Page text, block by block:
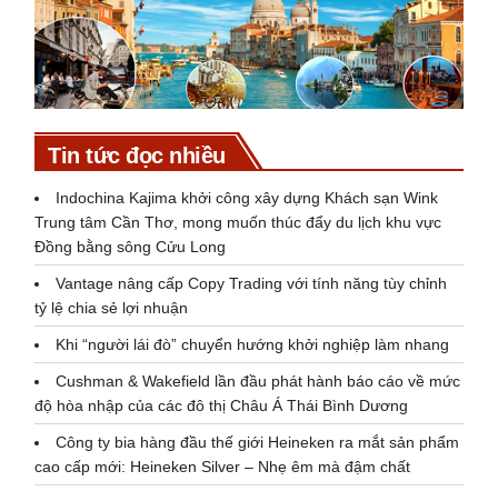
Tin tức đọc nhiều
Indochina Kajima khởi công xây dựng Khách sạn Wink
Trung tâm Cần Thơ, mong muốn thúc đẩy du lịch khu vực
Đồng bằng sông Cửu Long
Vantage nâng cấp Copy Trading với tính năng tùy chỉnh
tỷ lệ chia sẻ lợi nhuận
Khi “người lái đò” chuyển hướng khởi nghiệp làm nhang
Cushman & Wakefield lần đầu phát hành báo cáo về mức
độ hòa nhập của các đô thị Châu Á Thái Bình Dương
Công ty bia hàng đầu thế giới Heineken ra mắt sản phẩm
cao cấp mới: Heineken Silver – Nhẹ êm mà đậm chất